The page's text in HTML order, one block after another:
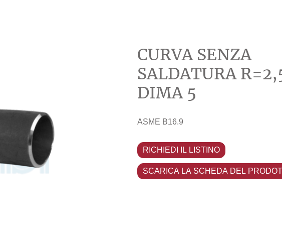
CURVA SENZA
SALDATURA
DIMA 5
ASME B16.9
RICHIEDI IL LISTINO
SCARICA LA SCHEDA DEL